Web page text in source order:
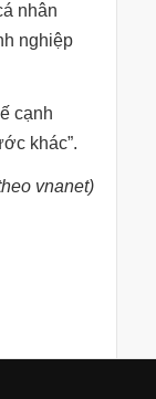
nhân
nghiệp
cạnh
khác”.
vnanet)